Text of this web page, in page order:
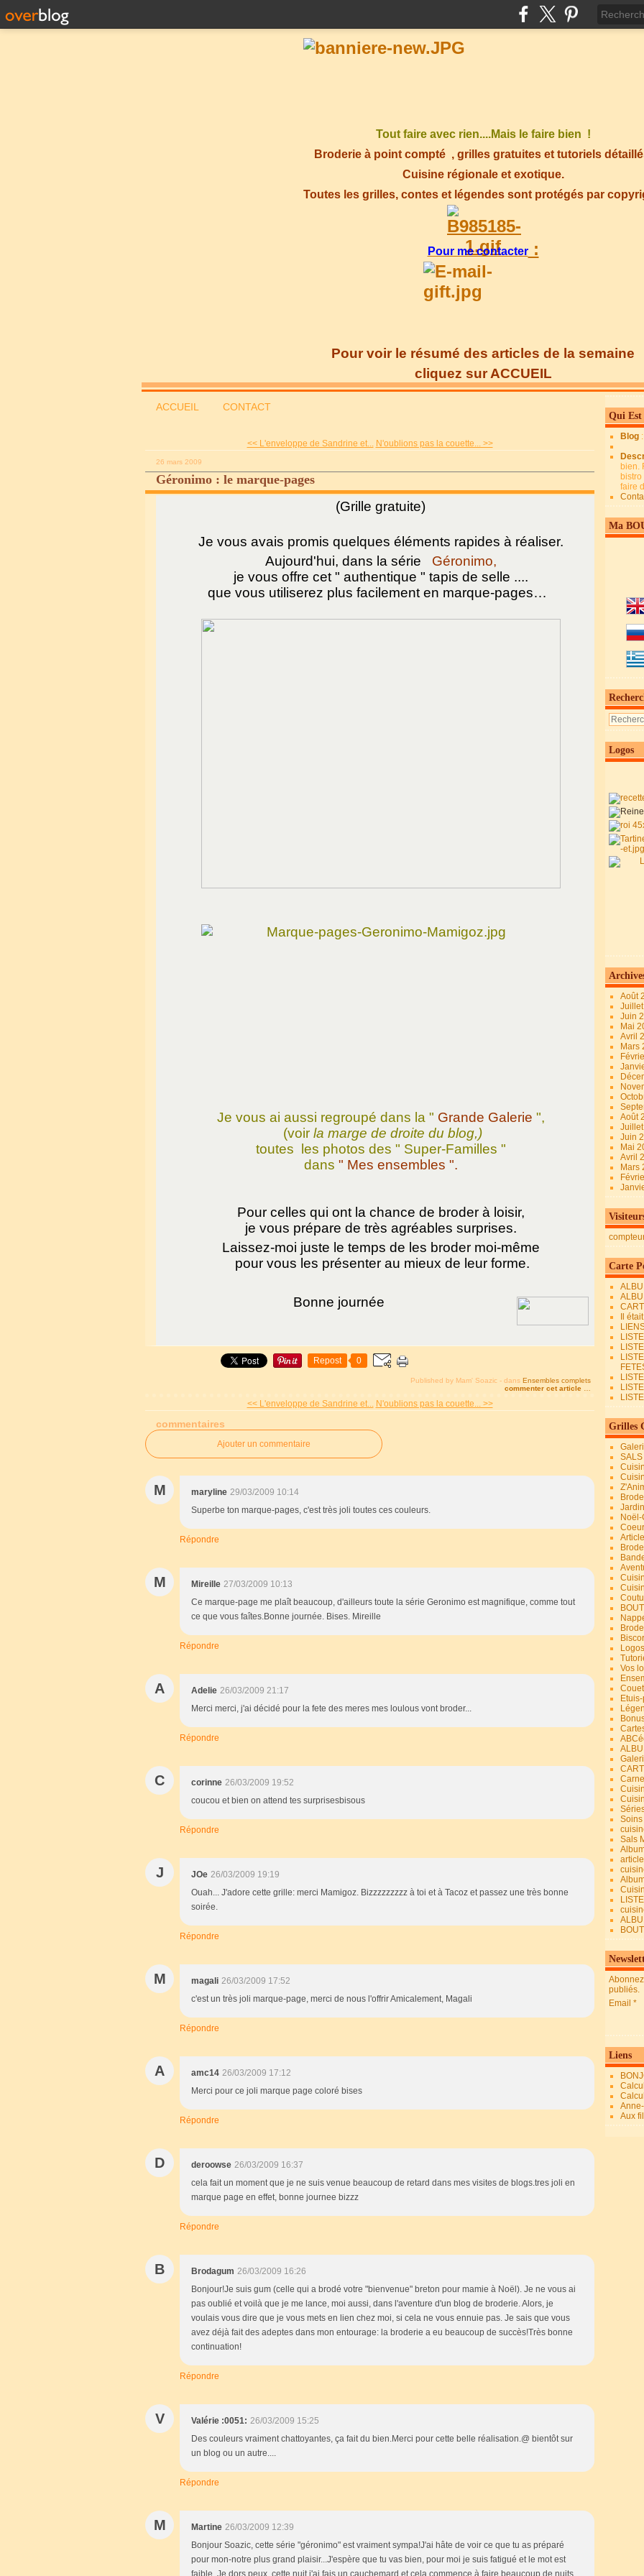
Tout faire avec rien....Mais le faire bien !
Broderie à point compté , grilles gratuites et tutoriels
Cuisine régionale et exotique.
Toutes les grilles, contes et légendes sont protégés par
Pour me contacter:
Pour voir le résumé des articles de la semaine
cliquez sur ACCUEIL
ACCUEIL CONTACT
<< L'enveloppe de Sandrine et... N'oublions pas la couette... >>
26 mars 2009
Géronimo : le marque-pages
(Grille gratuite)
Je vous avais promis quelques éléments rapides à réaliser.
Aujourd'hui, dans la série
Géronimo,
je vous offre cet " authentique " tapis de selle ....
que vous utiliserez plus facilement en marque-pages…
Je vous ai aussi regroupé dans la " Grande Galerie ",
(voir la marge de droite du blog,)
toutes les photos des " Super-Familles "
dans " Mes ensembles ".
Pour celles qui ont la chance de broder à loisir,
je vous prépare de très agréables surprises.
Laissez-moi juste le temps de les broder moi-même
pour vous les présenter au mieux de leur forme.
Bonne journée
Repost 0
Published by Mam' Soazic - dans Ensembles complets
commenter cet article
<< L'enveloppe de Sandrine et... N'oublions pas la couette... >>
commentaires
Ajouter un commentaire
M maryline 29/03/2009 10:14
Superbe ton marque-pages, c'est très joli toutes ces couleurs.
Répondre
M Mireille 27/03/2009 10:13
Ce marque-page me plaît beaucoup, d'ailleurs toute la série Geronimo est magnifique, comme tout
ce que vous faîtes.Bonne journée. Bises. Mireille
Répondre
A Adelie 26/03/2009 21:17
Merci merci, j'ai décidé pour la fete des meres mes loulous vont broder...
Répondre
C corinne 26/03/2009 19:52
coucou et bien on attend tes surprisesbisous
Répondre
J JOe 26/03/2009 19:19
Ouah... J'adore cette grille: merci Mamigoz. Bizzzzzzzzz à toi et à Tacoz et passez une très bonne
soirée.
Répondre
M magali 26/03/2009 17:52
c'est un très joli marque-page, merci de nous l'offrir Amicalement, Magali
Répondre
A amc14 26/03/2009 17:12
Merci pour ce joli marque page coloré bises
Répondre
D deroowse 26/03/2009 16:37
cela fait un moment que je ne suis venue beaucoup de retard dans mes visites de blogs.tres joli en
marque page en effet, bonne journee bizzz
Répondre
B Brodagum 26/03/2009 16:26
Bonjour!Je suis gum (celle qui a brodé votre "bienvenue" breton pour mamie à Noël). Je ne vous ai
pas oublié et voilà que je me lance, moi aussi, dans l'aventure d'un blog de broderie. Alors, je
voulais vous dire que je vous mets en lien chez moi, si cela ne vous ennuie pas. Je sais que vous
avez déjà fait des adeptes dans mon entourage: la broderie a eu beaucoup de succès!Très bonne
continuation!
Répondre
V Valérie :0051: 26/03/2009 15:25
Des couleurs vraiment chattoyantes, ça fait du bien.Merci pour cette belle réalisation.@ bientôt sur
un blog ou un autre....
Répondre
M Martine 26/03/2009 12:39
Bonjour Soazic, cette série "géronimo" est vraiment sympa!J'ai hâte de voir ce que tu as préparé
pour mon-notre plus grand plaisir...J'espère que tu vas bien, pour moi je suis fatigué et le mot est
faible. Je dors peux, cette nuit j'ai fais un cauchemard et cela commence à faire beaucoup de nuits
Qui Est
Blog
bien.
faire
Ma
Logos
Août
Juin
Mai
Avril
Mars
Août
Juin
Mai
Avril
Mars
Carte
Il
Grilles
Vos
Sals
article
publiés.
Email
Liens
Aux